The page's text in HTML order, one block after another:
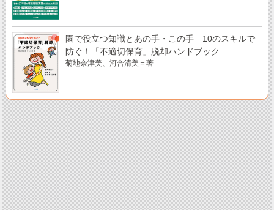
園で役立つ知識とあの手・この手 10のスキルで
防ぐ！「不適切保育」脱却ハンドブック
菊地奈津美、河合清美＝著